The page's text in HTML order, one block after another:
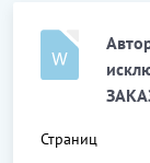
Страниц